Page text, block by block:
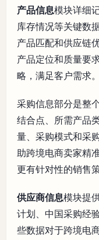
产品信息模块详细
库存情况等关键数
产品匹配和供应链
产品定位和质量要
略，满足客户需求。
采购信息部分是整
结合点、所需产品
量、采购模式和采
助跨境电商卖家精
更有针对性的销售策
供应商信息模块提
计划、中国采购经
些数据对于跨境电